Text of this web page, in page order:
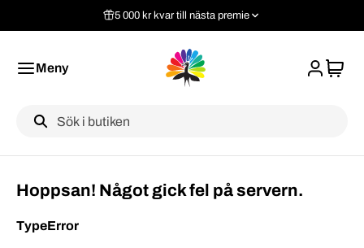
5 000 kr kvar till nästa premie
Meny
Label
Hoppsan! Något gick fel på servern.
TypeError